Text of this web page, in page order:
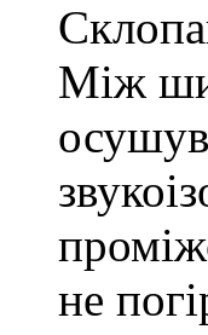
Між
не